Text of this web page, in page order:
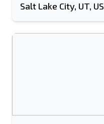
Salt Lake City, UT, US